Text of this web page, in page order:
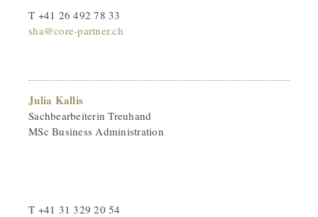
T +41 26 492 78 33
sha@core-partner.ch
Julia Kallis
Sachbearbeiterin Treuhand
MSc Business Administration
T +41 31 329 20 54